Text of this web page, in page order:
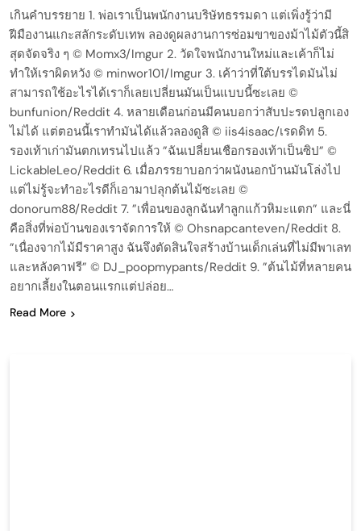
เกินคำบรรยาย 1. พ่อเราเป็นพนักงานบริษัทธรรมดา แต่เพิ่งรู้ว่ามี
ฝีมืองานแกะสลักระดับเทพ ลองดูผลงานการซ่อมขาของม้าไม้ตัวนี้สิ
สุดจัดจริง ๆ © Momx3/Imgur 2. วัดใจพนักงานใหม่และเค้าก็ไม่
ทำให้เราผิดหวัง © minwor101/Imgur 3. เค้าว่าที่ใต้บรรไดมันไม่
สามารถใช้อะไรได้เราก็เลยเปลี่ยนมันเป็นแบบนี้ซะเลย ©
bunfunion/Reddit 4. หลายเดือนก่อนมีคนบอกว่าสับปะรดปลูกเอง
ไม่ได้ แต่ตอนนี้เราทำมันได้แล้วลองดูสิ © iis4isaac/เรดดิท 5.
รองเท้าเก่ามันตกเทรนไปแล้ว ”ฉันเปลี่ยนเชือกรองเท้าเป็นซิป” ©
LickableLeo/Reddit 6. เมื่อภรรยาบอกว่าผนังนอกบ้านมันโล่งไป
แต่ไม่รู้จะทำอะไรดีก็เอามาปลุกต้นไม้ซะเลย ©
donorum88/Reddit 7. ”เพื่อนของลูกฉันทำลูกแก้วหิมะแตก” และนี่
คือสิ่งที่พ่อบ้านของเราจัดการให้ © Ohsnapcanteven/Reddit 8.
”เนื่องจากไม้มีราคาสูง ฉันจึงตัดสินใจสร้างบ้านเด็กเล่นที่ไม่มีพาเลท
และหลังคาฟรี” © DJ_poopmypants/Reddit 9. ”ต้นไม้ที่หลายคน
อยากเลี้ยงในตอนแรกแต่ปล่อย…
Read More